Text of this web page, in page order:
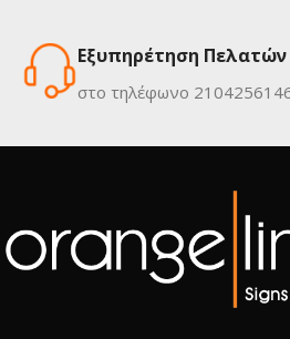
Εξυπηρέτηση Πελατών
στο τηλέφωνο